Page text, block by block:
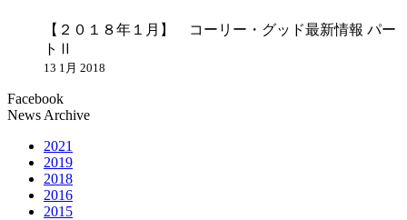
【２０１８年１月】 コーリー・グッド最新情報 パー
トⅡ
13 1月 2018
Facebook
News Archive
2021
2019
2018
2016
2015